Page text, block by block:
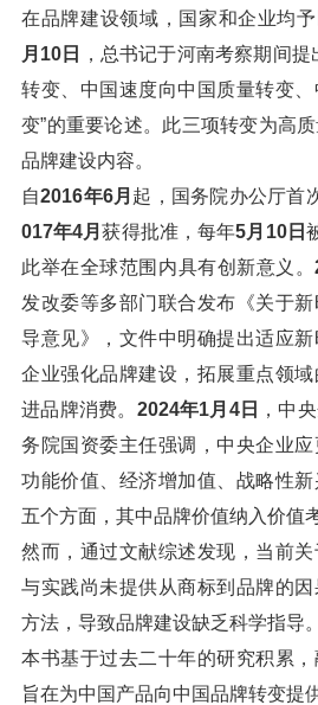
在品牌建设领域，国家和企业均予
月10日
，总书记于河南考察期间
转变、中国速度向中国质量转变
变”的重要论述。此三项转变为高
品牌建设内容。
自2016年6月 起，国务院办公厅首
017年4月获得批准，每年5月10日
此举在全球范围内具有创新意义。
发改委等多部门联合发布《关于
导意见》，文件中明确提出适应
企业强化品牌建设，拓展重点领
进品牌消费。 2024年1月4日
，中
务院国资委主任强调，中央企业应
功能价值、经济增加值、战略性
五个方面，其中品牌价值纳入价值
然而，通过文献综述发现，当前
与实践尚未提供从商标到品牌的
方法，导致品牌建设缺乏科学指导。
本书基于过去二十年的研究积累，
旨在为中国产品向中国品牌转变提